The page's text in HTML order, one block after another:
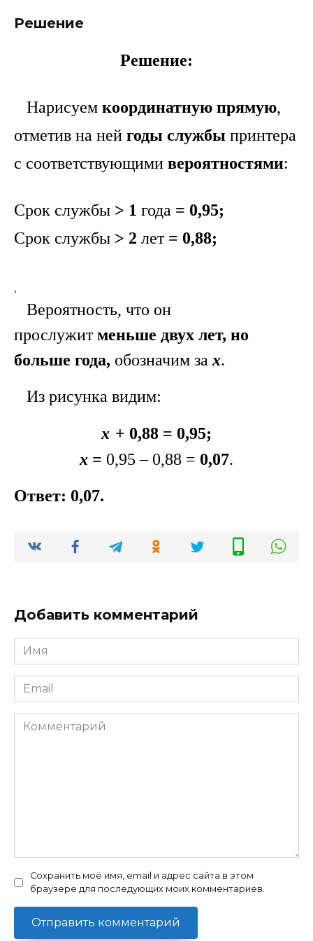
Решение
Решение:
Нарисуем координатную прямую,
отметив на ней годы службы принтера
с соответствующими вероятностями:
Срок службы > 1 года = 0,95;
Срок службы > 2 лет = 0,88;
,
Вероятность, что он
прослужит меньше двух лет, но
больше года, обозначим зах.
Из рисунка видим:
х + 0,88 = 0,95;
х = 0,95 – 0,88 = 0,07.
Ответ: 0,07.
Добавить комментарий
Имя
*
Email
*
Комментарий
Сохранить моё имя, email и адрес сайта в этом
браузере для последующих моих комментариев.